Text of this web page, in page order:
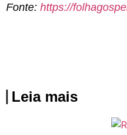
Fonte: https://
Leia mais